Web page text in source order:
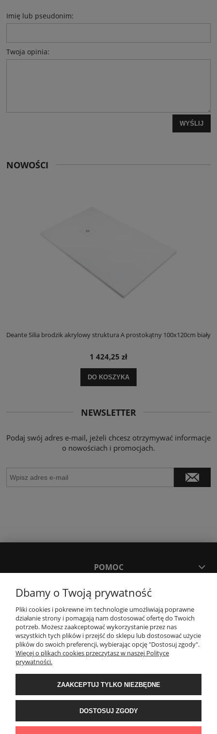
Imię lub pseudonim:
Twoja opinia:
WYŚLIJ
NOWOŚCI
Deante Silia brodzik akrylowy struktura A prostokątny 100x120cm biały
1 424,25 zł
DO KOSZYKA
NEWSLETTER
Podaj swój adres e-mail, jeżeli chcesz otrzymywać informacje
o nowościach i promocjach.
POMOC
MOJE KONTO
PŁATNOŚCI I DOSTAWA
KONTAKT
Wyposażenie łazienek Łazienki.eco | Pawła 23, 41-708 Ruda Śląska | E-mail:
sklep@lazienki.eco | Tel.: 600 012 164 lub 600 012 159 | TGS Przemysław
Stoń | NIP: 6312213594 | REGON: 276403698
Dbamy o Twoją prywatność
Pliki cookies i pokrewne im technologie umożliwiają poprawne
działanie strony i pomagają nam dostosować ofertę do Twoich
potrzeb. Możesz zaakceptować wykorzystanie przez nas
wszystkich tych plików i przejść do sklepu lub dostosować użycie
plików do swoich preferencji, wybierając opcję "Dostosuj zgody".
Więcej o plikach cookies przeczytasz w naszej Polityce
prywatności.
ZAAKCEPTUJ TYLKO NIEZBĘDNE
DOSTOSUJ ZGODY